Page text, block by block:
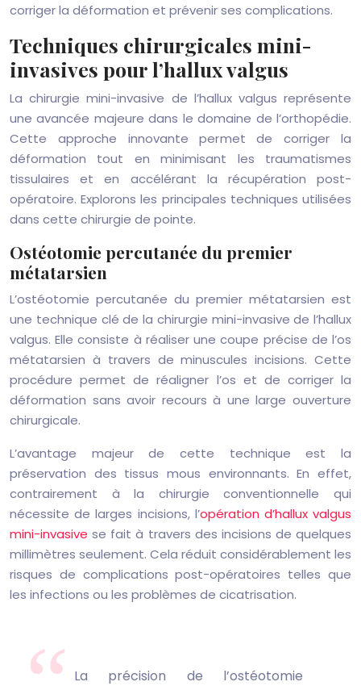
corriger la déformation et prévenir ses complications.
Techniques chirurgicales mini-
invasives pour l’hallux valgus
La chirurgie mini-invasive de l’hallux valgus représente
une avancée majeure dans le domaine de l’orthopédie.
Cette approche innovante permet de corriger la
déformation tout en minimisant les traumatismes
tissulaires et en accélérant la récupération post-
opératoire. Explorons les principales techniques utilisées
dans cette chirurgie de pointe.
Ostéotomie percutanée du premier
métatarsien
L’ostéotomie percutanée du premier métatarsien est
une technique clé de la chirurgie mini-invasive de l’hallux
valgus. Elle consiste à réaliser une coupe précise de l’os
métatarsien à travers de minuscules incisions. Cette
procédure permet de réaligner l’os et de corriger la
déformation sans avoir recours à une large ouverture
chirurgicale.
L’avantage majeur de cette technique est la
préservation des tissus mous environnants. En effet,
contrairement à la chirurgie conventionnelle qui
nécessite de larges incisions, l’opération d’hallux valgus
mini-invasive se fait à travers des incisions de quelques
millimètres seulement. Cela réduit considérablement les
risques de complications post-opératoires telles que
les infections ou les problèmes de cicatrisation.
La précision de l’ostéotomie